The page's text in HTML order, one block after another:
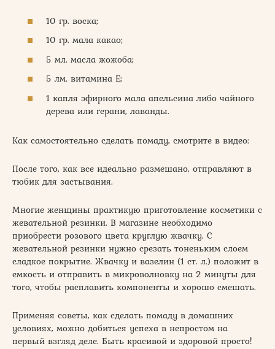
10 гр. воска;
10 гр. мала какао;
5 мл. масла жожоба;
5 лм. витамина Е;
1 капля эфирного мала апельсина либо чайного
дерева или герани, лаванды.
Как самостоятельно сделать помаду, смотрите в видео:
После того, как все идеально размешано, отправляют в
тюбик для застывания.
Многие женщины практикую приготовление косметики с
жевательной резинки. В магазине необходимо
приобрести розового цвета круглую жвачку. С
жевательной резинки нужно срезать тоненьким слоем
сладкое покрытие. Жвачку и вазелин (1 ст. л.) положит в
емкость и отправить в микроволновку на 2 минуты для
того, чтобы расплавить компоненты и хорошо смешать.
Применяя советы, как сделать помаду в домашних
условиях, можно добиться успеха в непростом на
первый взгляд деле. Быть красивой и здоровой просто!